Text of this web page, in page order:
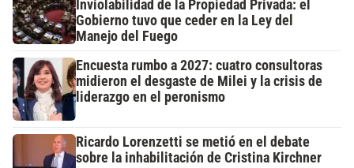
Inviolabilidad de la Propiedad Privada: el
Gobierno tuvo que ceder en la Ley del
Manejo del Fuego
Encuesta rumbo a 2027: cuatro consultoras
midieron el desgaste de Milei y la crisis de
liderazgo en el peronismo
Ricardo Lorenzetti se metió en el debate
sobre la inhabilitación de Cristina Kirchner